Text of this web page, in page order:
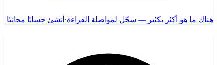
هناك ما هو أكثر بكثير — سجّل لمواصلة القراءة· أنشئ حسابًا مجانيًا